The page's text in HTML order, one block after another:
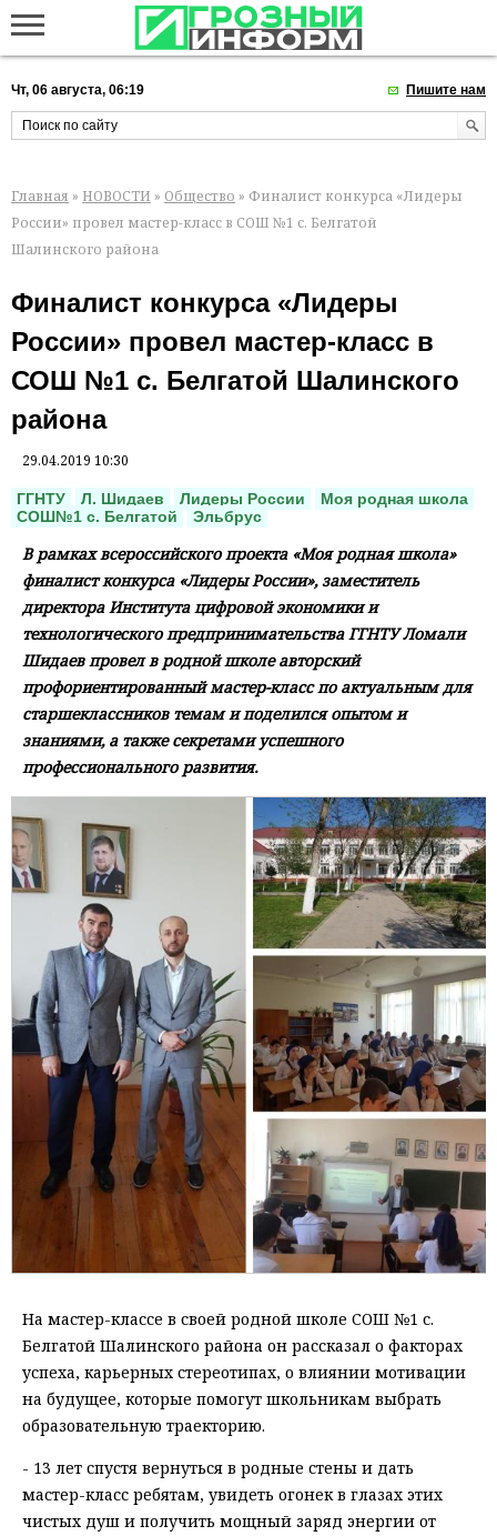
Чт, 06 августа, 06:19 Пишите нам
Главная » НОВОСТИ » Общество » Финалист конкурса «Лидеры
России» провел мастер-класс в СОШ №1 с. Белгатой
Шалинского района
Финалист конкурса «Лидеры
России» провел мастер-класс в
СОШ №1 с. Белгатой Шалинского
района
29.04.2019 10:30
ГГНТУ Л. Шидаев Лидеры России
Моя родная школа
СОШ№1 с. Белгатой
Эльбрус
В рамках всероссийского проекта «Моя родная школа»
финалист конкурса «Лидеры России», заместитель
директора Института цифровой экономики и
технологического предпринимательства ГГНТУ Ломали
Шидаев провел в родной школе авторский
профориентированный мастер-класс по актуальным для
старшеклассников темам и поделился опытом и
знаниями, а также секретами успешного
профессионального развития.
На мастер-классе в своей родной школе СОШ №1 с.
Белгатой Шалинского района он рассказал о факторах
успеха, карьерных стереотипах, о влиянии мотивации
на будущее, которые помогут школьникам выбрать
образовательную траекторию.
- 13 лет спустя вернуться в родные стены и дать
мастер-класс ребятам, увидеть огонек в глазах этих
чистых душ и получить мощный заряд энергии от